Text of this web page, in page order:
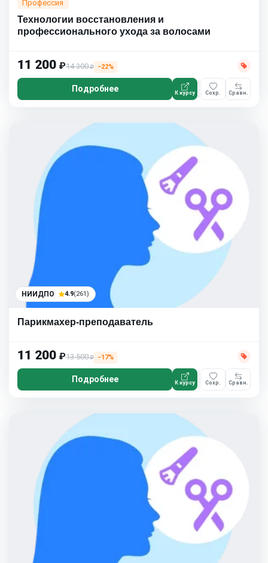
Профессия
Технологии восстановления и
профессионального ухода за волосами
11 200 ₽14 300₽ −22%
Подробнее К курсу Сохр. Сравн.
НИИДПО 4.9(261)
Парикмахер-преподаватель
11 200 ₽13 500₽ −17%
Подробнее К курсу Сохр. Сравн.